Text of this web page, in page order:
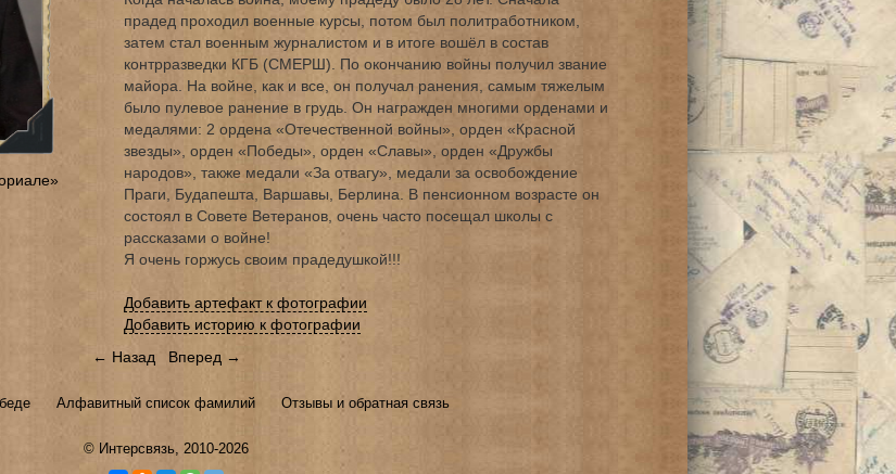
прадед проходил военные курсы, потом был политработником,
затем стал военным журналистом и в итоге вошёл в состав
контрразведки КГБ (СМЕРШ). По окончанию войны получил звание
майора. На войне, как и все, он получал ранения, самым тяжелым
было пулевое ранение в грудь. Он награжден многими орденами и
медалями: 2 ордена «Отечественной войны», орден «Красной
звезды», орден «Победы», орден «Славы», орден «Дружбы
народов», также медали «За отвагу», медали за освобождение
Праги, Будапешта, Варшавы, Берлина. В пенсионном возрасте он
состоял в Совете Ветеранов, очень часто посещал школы с
рассказами о войне!
Я очень горжусь своим прадедушкой!!!
Добавить артефакт к фотографии
Добавить историю к фотографии
← Назад
Вперед →
Алфавитный список фамилий Отзывы и обратная связь
© Интерсвязь, 2010-2026